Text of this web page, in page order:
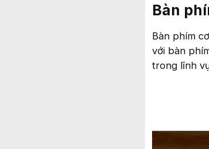
Bàn
Bàn phím
với bàn
trong lĩnh